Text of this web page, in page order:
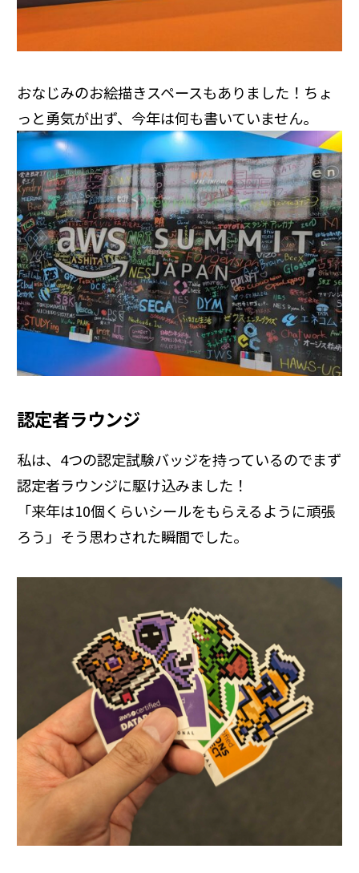
おなじみのお絵描きスペースもありました！ちょ
っと勇気が出ず、今年は何も書いていません。
認定者ラウンジ
私は、4つの認定試験バッジを持っているのでまず
認定者ラウンジに駆け込みました！
「来年は10個くらいシールをもらえるように頑張
ろう」そう思わされた瞬間でした。